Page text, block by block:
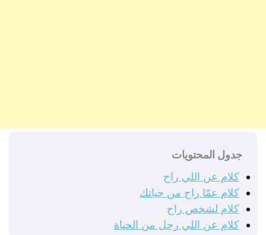
جدول المحتويات
كلام عن اللي راح
كلام عمّا راح من حياتك
كلام لشخص راح
كلام عن اللي رحل من الحياة